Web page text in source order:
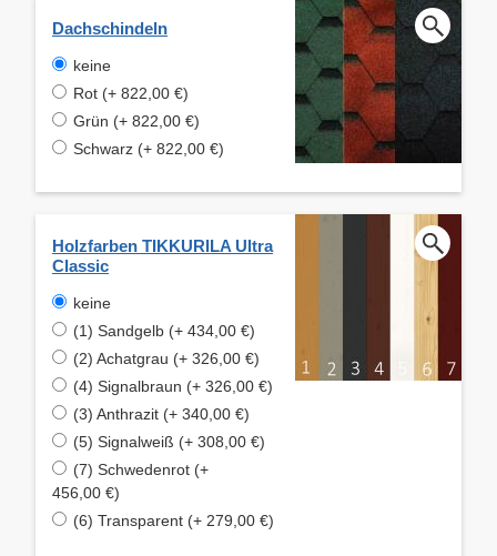
Dachschindeln
keine
Rot (+ 822,00 €)
Grün (+ 822,00 €)
Schwarz (+ 822,00 €)
Holzfarben TIKKURILA Ultra
Classic
keine
(1) Sandgelb (+ 434,00 €)
(2) Achatgrau (+ 326,00 €)
(4) Signalbraun (+ 326,00 €)
(3) Anthrazit (+ 340,00 €)
(5) Signalweiß (+ 308,00 €)
(7) Schwedenrot (+
456,00 €)
(6) Transparent (+ 279,00 €)